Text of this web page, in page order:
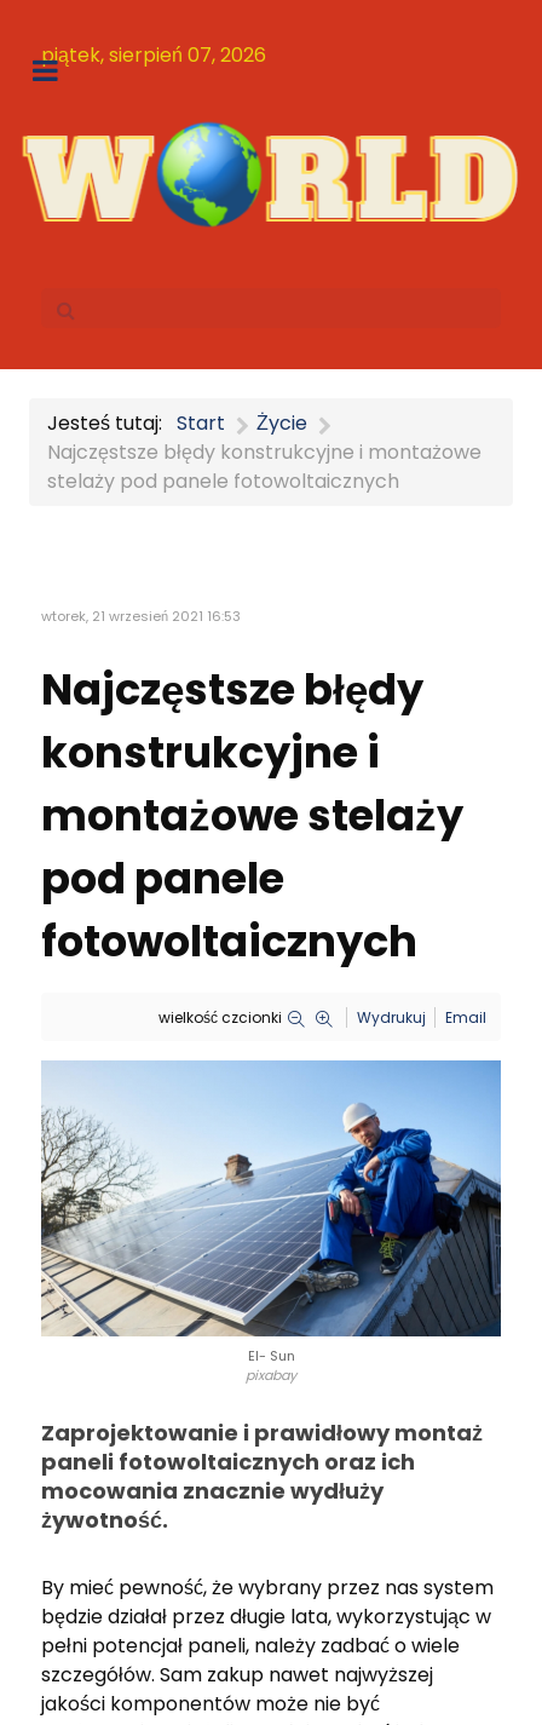
piątek, sierpień 07, 2026
Jesteś tutaj: Start
Życie
Najczęstsze błędy konstrukcyjne i montażowe
stelaży pod panele fotowoltaicznych
wtorek, 21 wrzesień 2021 16:53
Najczęstsze błędy
konstrukcyjne i
montażowe stelaży
pod panele
fotowoltaicznych
wielkość czcionki Wydrukuj Email
El- Sun
pixabay
Zaprojektowanie i prawidłowy montaż
paneli fotowoltaicznych oraz ich
mocowania znacznie wydłuży
żywotność.
By mieć pewność, że wybrany przez nas system
będzie działał przez długie lata, wykorzystując w
pełni potencjał paneli, należy zadbać o wiele
szczegółów. Sam zakup nawet najwyższej
jakości komponentów może nie być